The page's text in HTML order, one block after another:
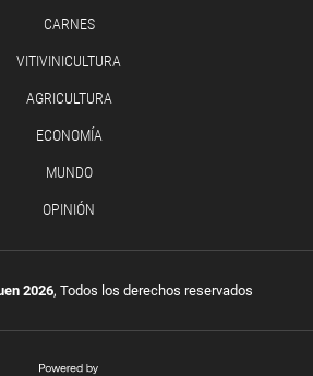
CARNES
VITIVINICULTURA
AGRICULTURA
ECONOMÍA
MUNDO
OPINIÓN
2026, Todos los derechos reservados